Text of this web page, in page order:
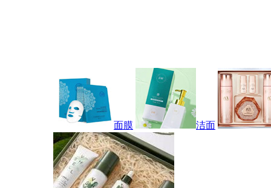
面膜 洁面